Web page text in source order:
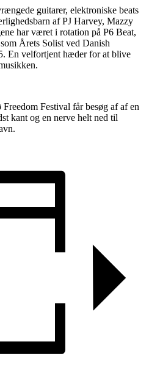
guitarer, elektroniske beats
af PJ Harvey, Mazzy
har været i rotation på P6 Beat,
Årets Solist ved Danish
En velfortjent hæder for at blive
Festival får besøg af af en
kant og en nerve helt ned til